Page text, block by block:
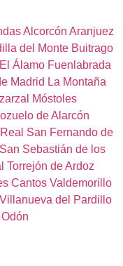
Alcorcón Aranjuez
del Monte Buitrago
El Álamo Fuenlabrada
Madrid La Montaña
Móstoles
de Alarcón
San Fernando de
San Sebastián de los
Torrejón de Ardoz
Cantos Valdemorillo
Villanueva del Pardillo